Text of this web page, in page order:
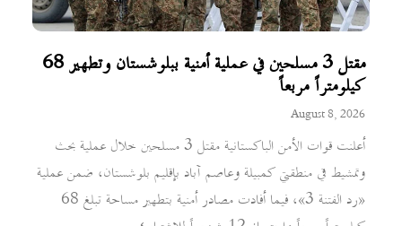
مقتل 3 مسلحين في عملية أمنية ببلوشستان وتطهير 68
كيلومتراً مربعاً
August 8, 2026
أعلنت قوات الأمن الباكستانية مقتل 3 مسلحين خلال عملية بحث
وتمشيط في منطقتي كمبيلة وعاصم آباد بإقليم بلوشستان، ضمن عملية
«رد الفتنة 3»، فيما أفادت مصادر أمنية بتطهير مساحة تبلغ 68